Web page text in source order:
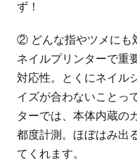
ず！
② どんな指やツメにも
ネイルプリンターで重
対応性。とくにネイル
イズが合わないことっ
ターでは、本体内蔵の
都度計測。ほぼはみ出
てくれます。